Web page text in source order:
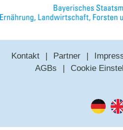
Kontakt Partner
AGBs
Cookie